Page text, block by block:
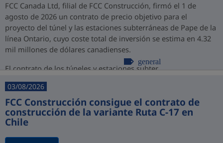
FCC Canada Ltd, filial de FCC Construcción, firmó el 1 de
agosto de 2026 un contrato de precio objetivo para el
proyecto del túnel y las estaciones subterráneas de Pape de la
línea Ontario, cuyo coste total de inversión se estima en 4.32
mil millones de dólares canadienses.
El contrato de los túneles y estaciones subter...
general
03/08/2026
FCC Construcción consigue el contrato de
construcción de la variante Ruta C-17 en
Chile